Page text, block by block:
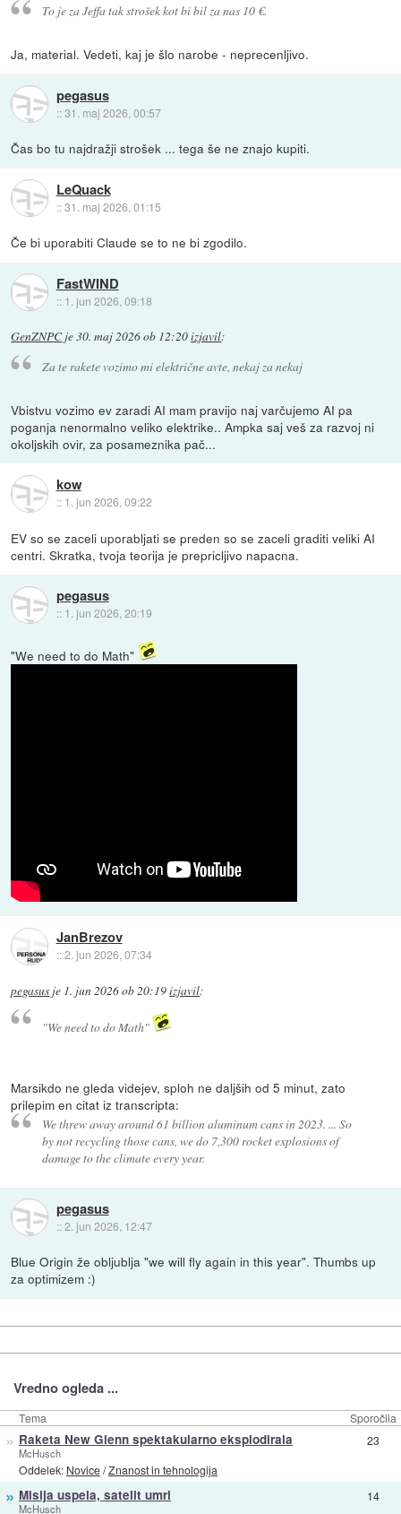
To je za Jeffa tak strošek kot bi bil za nas 10 €.
Ja, material. Vedeti, kaj je šlo narobe - neprecenljivo.
pegasus
::31. maj 2026, 00:57
Čas bo tu najdražji strošek ... tega še ne znajo kupiti.
LeQuack
::31. maj 2026, 01:15
Če bi uporabiti Claude se to ne bi zgodilo.
FastWIND
:: 1. jun 2026, 09:18
GenZNPCje30. maj 2026 ob 12:20izjavil:
Za te rakete vozimo mi električne avte, nekaj za nekaj
Vbistvu vozimo ev zaradi AI mam pravijo naj varčujemo AI pa
poganja nenormalno veliko elektrike.. Ampka saj veš za razvoj ni
okoljskih ovir, za posameznika pač...
kow
:: 1. jun 2026, 09:22
EV so se zaceli uporabljati se preden so se zaceli graditi veliki AI
centri. Skratka, tvoja teorija je prepricljivo napacna.
pegasus
:: 1. jun 2026, 20:19
"We need to do Math"
JanBrezov
::2. jun 2026, 07:34
pegasus je 1. jun 2026 ob 20:19izjavil:
"We need to do Math"
Marsikdo ne gleda videjev, sploh ne daljših od 5 minut, zato
prilepim en citat iz transcripta:
We threw away around 61 billion aluminum cans in 2023. ... So
by not recycling those cans, we do 7,300 rocket explosions of
damage to the climate every year.
pegasus
::2. jun 2026, 12:47
Blue Origin že obljublja "we will fly again in this year". Thumbs up
za optimizem :)
Vredno ogleda ...
Tema Sporočila
» Raketa New Glenn spektakularno eksplodirala
McHusch
Oddelek: Novice/Znanost in tehnologija
23
» Misija uspela, satelit umrl
McHusch
14